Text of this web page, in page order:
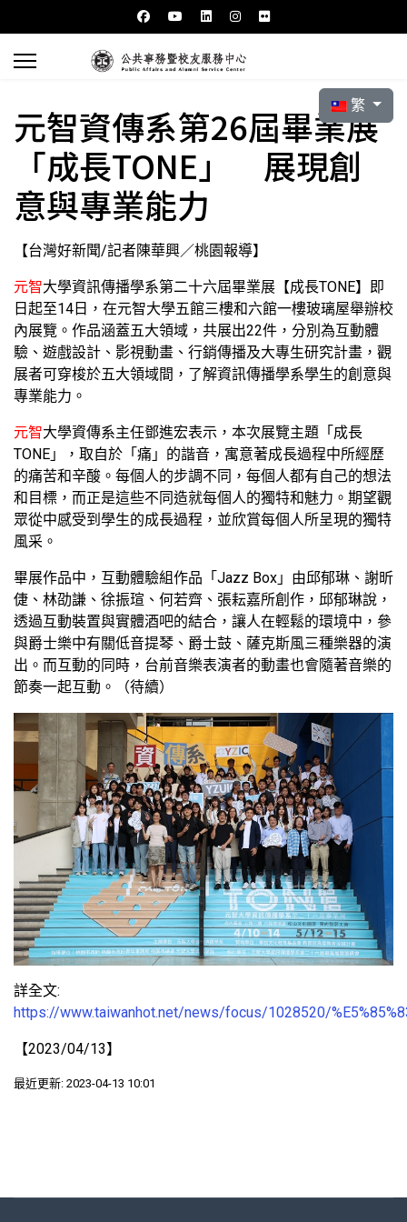
選擇你的語言
繁
元智資傳系第26屆畢業展
「成長TONE」 展現創
意與專業能力
【台灣好新聞/記者陳華興／桃園報導】
元智大學資訊傳播學系第二十六屆畢業展【成長TONE】即
日起至14日，在元智大學五館三樓和六館一樓玻璃屋舉辦校
內展覽。作品涵蓋五大領域，共展出22件，分別為互動體
驗、遊戲設計、影視動畫、行銷傳播及大專生研究計畫，觀
展者可穿梭於五大領域間，了解資訊傳播學系學生的創意與
專業能力。
元智大學資傳系主任鄧進宏表示，本次展覽主題「成長
TONE」，取自於「痛」的諧音，寓意著成長過程中所經歷
的痛苦和辛酸。每個人的步調不同，每個人都有自己的想法
和目標，而正是這些不同造就每個人的獨特和魅力。期望觀
眾從中感受到學生的成長過程，並欣賞每個人所呈現的獨特
風采。
畢展作品中，互動體驗組作品「Jazz Box」由邱郁琳、謝昕
倢、林劭謙、徐振瑄、何若齊、張耘嘉所創作，邱郁琳說，
透過互動裝置與實體酒吧的結合，讓人在輕鬆的環境中，參
與爵士樂中有關低音提琴、爵士鼓、薩克斯風三種樂器的演
出。而互動的同時，台前音樂表演者的動畫也會隨著音樂的
節奏一起互動。（待續）
詳全文:
https://www.taiwanhot.net/news/focus/1028520/
【2023/04/13】
最近更新: 2023-04-13 10:01